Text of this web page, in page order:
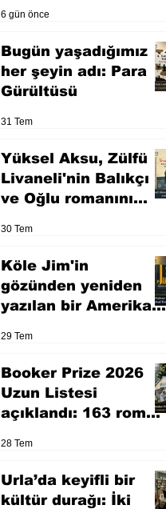
6 gün önce
Bugün yaşadığımız
her şeyin adı: Para
Gürültüsü
31 Tem
Yüksel Aksu, Zülfü
Livaneli'nin Balıkçı
ve Oğlu romanını
30 Tem
Köle Jim'in
gözünden yeniden
yazılan bir Amerikan
29 Tem
Booker Prize 2026
Uzun Listesi
açıklandı: 163 roman
28 Tem
Urla’da keyifli bir
kültür durağı: İki